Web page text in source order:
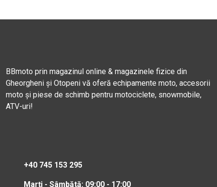
BBmoto prin magazinul online & magazinele fizice din
Gheorgheni și Otopeni vă oferă echipamente moto, accesorii
moto și piese de schimb pentru motociclete, snowmobile,
ATV-uri!
+40 745 153 295
Marți - Sâmbătă: 09:00 - 17:00